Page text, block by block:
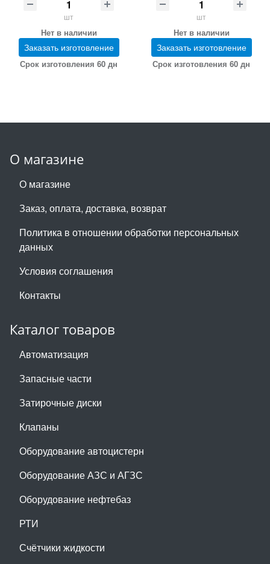
шт
Нет в наличии
Заказать изготовление
Срок изготовления 60 дн
шт
Нет в наличии
Заказать изготовление
Срок изготовления 60 дн
О магазине
О магазине
Заказ, оплата, доставка, возврат
Политика в отношении обработки персональных
данных
Условия соглашения
Контакты
Каталог товаров
Автоматизация
Запасные части
Затирочные диски
Клапаны
Оборудование автоцистерн
Оборудование АЗС и АГЗС
Оборудование нефтебаз
РТИ
Счётчики жидкости